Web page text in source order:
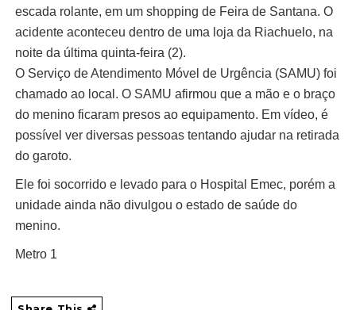
escada rolante, em um shopping de Feira de Santana. O
acidente aconteceu dentro de uma loja da Riachuelo, na
noite da última quinta-feira (2).
O Serviço de Atendimento Móvel de Urgência (SAMU) foi
chamado ao local. O SAMU afirmou que a mão e o braço
do menino ficaram presos ao equipamento. Em vídeo, é
possível ver diversas pessoas tentando ajudar na retirada
do garoto.
Ele foi socorrido e levado para o Hospital Emec, porém a
unidade ainda não divulgou o estado de saúde do
menino.
Metro 1